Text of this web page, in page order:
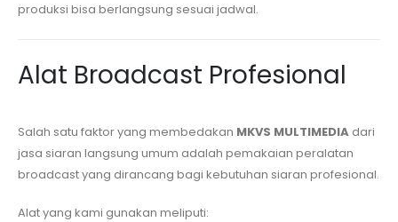
produksi bisa berlangsung sesuai jadwal.
Alat Broadcast Profesional
Salah satu faktor yang membedakan MKVS MULTIMEDIA dari
jasa siaran langsung umum adalah pemakaian peralatan
broadcast yang dirancang bagi kebutuhan siaran profesional.
Alat yang kami gunakan meliputi: